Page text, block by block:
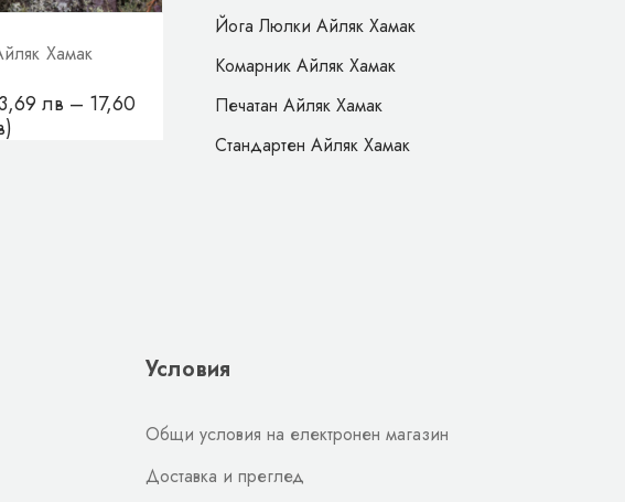
Хамак
лв – 17,60
Йога Люлки Айляк Хамак
Комарник Айляк Хамак
Печатан Айляк Хамак
Стандартен Айляк Хамак
Условия
Общи условия на електронен магазин
Доставка и преглед